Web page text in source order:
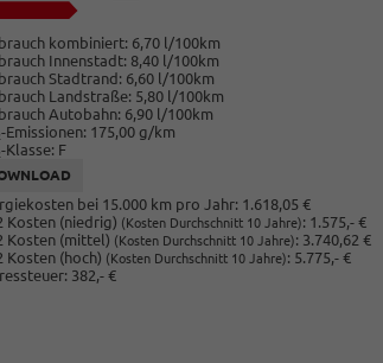
kombiniert: 6,70 l/100km
Innenstadt: 8,40 l/100km
Stadtrand: 6,60 l/100km
Landstraße: 5,80 l/100km
Autobahn: 6,90 l/100km
-Emissionen: 175,00 g/km
-Klasse: F
bei 15.000 km pro Jahr: 1.618,05 €
Kosten (niedrig) (Kosten Durchschnitt 10 Jahre): 1.575,- €
Kosten (mittel) (Kosten Durchschnitt 10 Jahre): 3.740,62 €
Kosten (hoch) (Kosten Durchschnitt 10 Jahre): 5.775,- €
382,- €